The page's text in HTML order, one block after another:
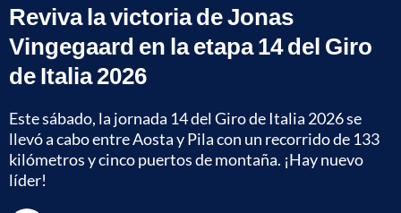
Reviva la victoria de Jonas
Vingegaard en la etapa 14 del Giro
de Italia 2026
Este sábado, la jornada 14 del Giro de Italia 2026 se
llevó a cabo entre Aosta y Pila con un recorrido de 133
kilómetros y cinco puertos de montaña. ¡Hay nuevo
líder!